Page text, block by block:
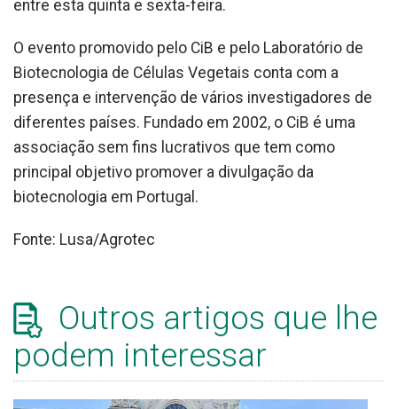
entre esta quinta e sexta-feira.
O evento promovido pelo CiB e pelo Laboratório de
Biotecnologia de Células Vegetais conta com a
presença e intervenção de vários investigadores de
diferentes países. Fundado em 2002, o CiB é uma
associação sem fins lucrativos que tem como
principal objetivo promover a divulgação da
biotecnologia em Portugal.
Fonte: Lusa/Agrotec
Outros artigos que lhe
podem interessar